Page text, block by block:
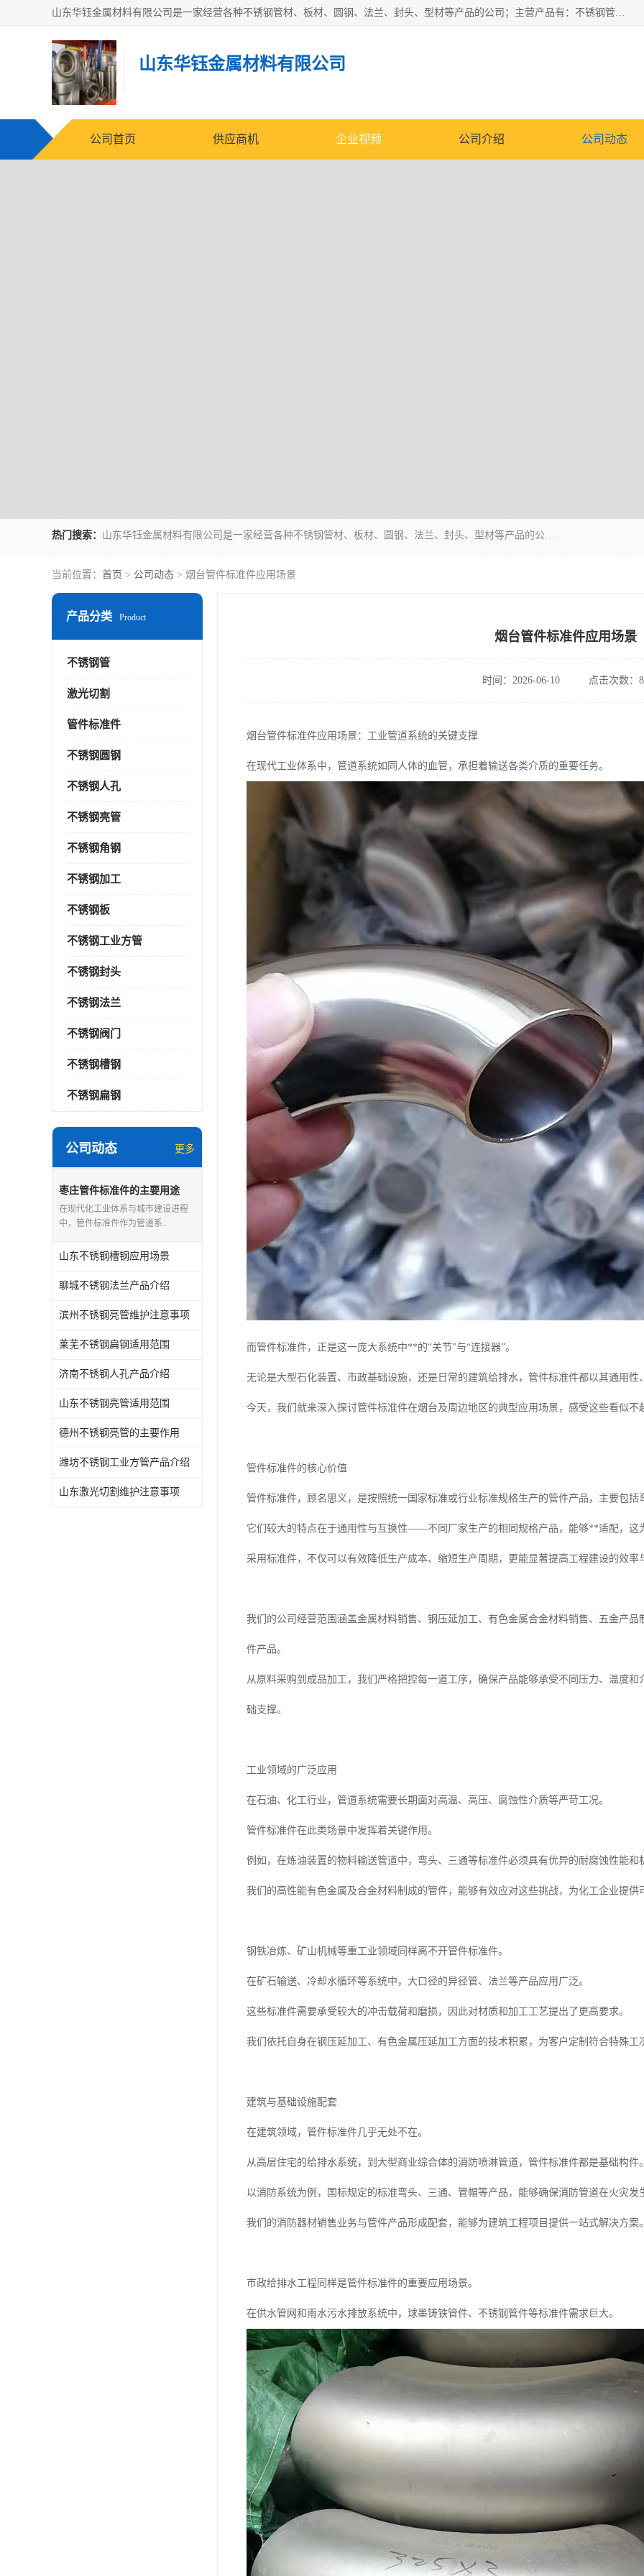
山东华钰金属材料有限公司是一家经营各种不锈钢管材、板材、圆钢、法兰、封头、型材等产品的公司；主营产品有：不锈钢管，激光切割，管件标准件，不锈钢圆钢，不锈钢人孔，不锈钢亮管，不锈钢角钢，不锈钢加工，不锈钢管子，不锈钢工业方管，不锈钢封头，不锈钢法兰，不锈钢阀门，不锈钢槽钢，不锈钢扁钢，不锈钢板等；可为客户制作各种规格的型材及不锈钢配件、非标准件及各种容器具等，能满足客户的不同采购要求。
山东华钰金属材料有限公司
公司首页 供应商机 企业视频 公司介绍 公司动态
热门搜索： 山东华钰金属材料有限公司是一家经营各种不锈钢管材、板材、圆钢、法兰、封头、型材等产品的公司；主营产品有：不锈钢管，激光切割，管件标准件，不锈钢圆钢，不锈钢人孔，不锈钢亮管，不锈钢角钢，不锈钢加工，不锈钢管子，不锈钢工业方管，不锈钢封头，不锈钢法兰，不锈钢阀门，不锈钢槽钢，不锈钢扁钢，不锈钢板等；可为客户制作各种规格的型材及不锈钢配件、非标准件及各种容器具等，能满足客户的不同采购要求。
当前位置： 首页 > 公司动态 > 烟台管件标准件应用场景
产品分类 Product
不锈钢管
激光切割
管件标准件
不锈钢圆钢
不锈钢人孔
不锈钢亮管
不锈钢角钢
不锈钢加工
不锈钢板
不锈钢工业方管
不锈钢封头
不锈钢法兰
不锈钢阀门
不锈钢槽钢
不锈钢扁钢
公司动态 更多
枣庄管件标准件的主要用途
在现代化工业体系与城市建设进程
中，管件标准件作为管道系..
山东不锈钢槽钢应用场景
聊城不锈钢法兰产品介绍
滨州不锈钢亮管维护注意事项
莱芜不锈钢扁钢适用范围
济南不锈钢人孔产品介绍
山东不锈钢亮管适用范围
德州不锈钢亮管的主要作用
潍坊不锈钢工业方管产品介绍
山东激光切割维护注意事项
烟台管件标准件应用场景
时间：2026-06-10 点击次数：
烟台管件标准件应用场景：工业管道系统的关键支撑
在现代工业体系中，管道系统如同人体的血管，承担着输送各类介质的重要任务。
而管件标准件，正是这一庞大系统中**的“关节”与“连接器”。
无论是大型石化装置、市政基础设施，还是日常的建筑给排水，管件标准件都以其通用
今天，我们就来深入探讨管件标准件在烟台及周边地区的典型应用场景，感受这些看似
管件标准件的核心价值
管件标准件，顾名思义，是按照统一国家标准或行业标准规格生产的管件产品，主要包
它们较大的特点在于通用性与互换性——不同厂家生产的相同规格产品，能够**适配，这
采用标准件，不仅可以有效降低生产成本、缩短生产周期，更能显著提高工程建设的效率
我们的公司经营范围涵盖金属材料销售、钢压延加工、有色金属合金材料销售、五金产
件产品。
从原料采购到成品加工，我们严格把控每一道工序，确保产品能够承受不同压力、温度
础支撑。
工业领域的广泛应用
在石油、化工行业，管道系统需要长期面对高温、高压、腐蚀性介质等严苛工况。
管件标准件在此类场景中发挥着关键作用。
例如，在炼油装置的物料输送管道中，弯头、三通等标准件必须具有优异的耐腐蚀性能
我们的高性能有色金属及合金材料制成的管件，能够有效应对这些挑战，为化工企业提供
钢铁冶炼、矿山机械等重工业领域同样离不开管件标准件。
在矿石输送、冷却水循环等系统中，大口径的异径管、法兰等产品应用广泛。
这些标准件需要承受较大的冲击载荷和磨损，因此对材质和加工工艺提出了更高要求。
我们依托自身在钢压延加工、有色金属压延加工方面的技术积累，为客户定制符合特殊
建筑与基础设施配套
在建筑领域，管件标准件几乎无处不在。
从高层住宅的给排水系统，到大型商业综合体的消防喷淋管道，管件标准件都是基础构件
以消防系统为例，国标规定的标准弯头、三通、管帽等产品，能够确保消防管道在火灾
我们的消防器材销售业务与管件产品形成配套，能够为建筑工程项目提供一站式解决方案
市政给排水工程同样是管件标准件的重要应用场景。
在供水管网和雨水污水排放系统中，球墨铸铁管件、不锈钢管件等标准件需求巨大。